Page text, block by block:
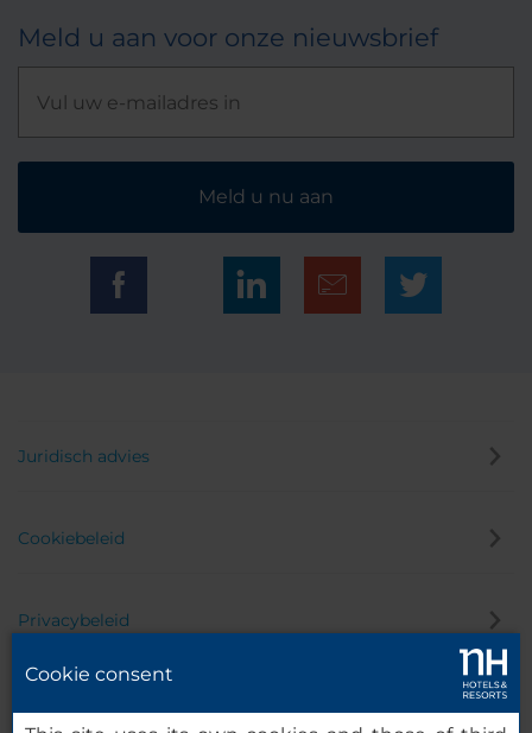
Meld u aan voor onze nieuwsbrief
Meld u nu aan
Juridisch advies
Cookiebeleid
Privacybeleid
Cookie consent